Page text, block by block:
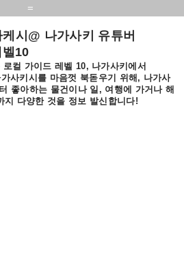
=
시@ 나가사키 유튜버
10
컬 가이드 레벨 10, 나가사키에서
사키시를 마음껏 북돋우기 위해, 나가사
좋아하는 물건이나 일, 여행에 가거나 해
지 다양한 것을 정보 발신합니다!